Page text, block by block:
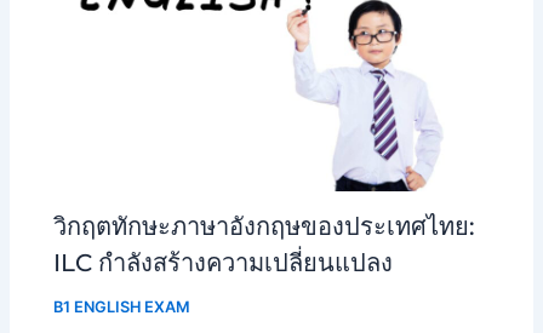
วิกฤตทักษะภาษาอังกฤษของประเทศไทย:
ILC กำลังสร้างความเปลี่ยนแปลง
B1 ENGLISH EXAM